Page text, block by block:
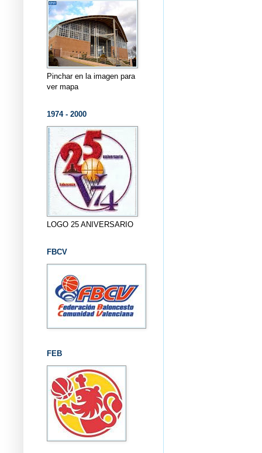
Pinchar en la imagen para
ver mapa
1974 - 2000
LOGO 25 ANIVERSARIO
FBCV
FEB